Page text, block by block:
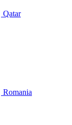
Qatar
Romania